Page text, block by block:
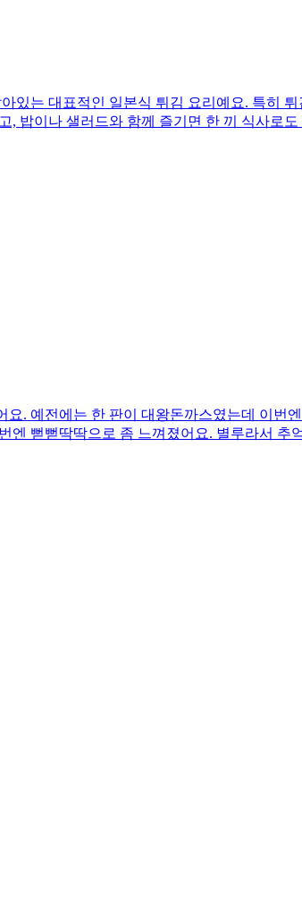
있는 대표적인 일본식 튀김 요리예요. 특히
, 밥이나 샐러드와 함께 즐기면 한 끼 식사로
. 예전에는 한 판이 대왕돈까스였는데 이
엔 뻗뻗딱딱으로 좀 느껴졌어요. 별루라서 추